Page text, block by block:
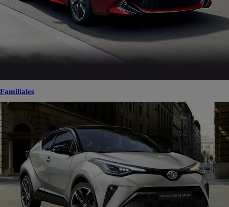
Familiales